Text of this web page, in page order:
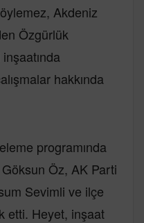
Akdeniz
Özgürlük
hakkında
programında
Öz, AK Parti
Sevimli ve ilçe
etti. Heyet, inşaat